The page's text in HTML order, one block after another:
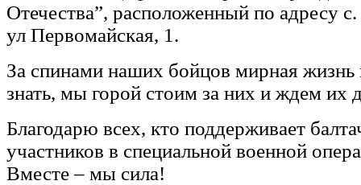
Отечества”, расположенный по адресу
ул Первомайская, 1.
За спинами наших бойцов мирная
знать, мы горой стоим за них и ждем их
Благодарю всех, кто поддерживает
участников в специальной военной
Вместе – мы сила!